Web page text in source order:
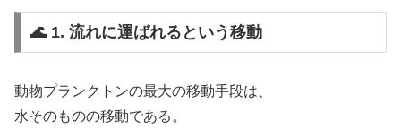
🌊 1. 流れに運ばれるという移動
動物プランクトンの最大の移動手段は、
水そのものの移動である。